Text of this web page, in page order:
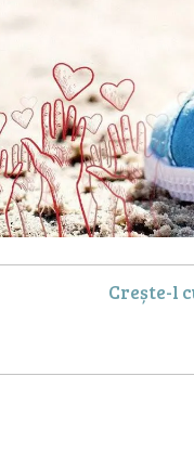
Crește-l